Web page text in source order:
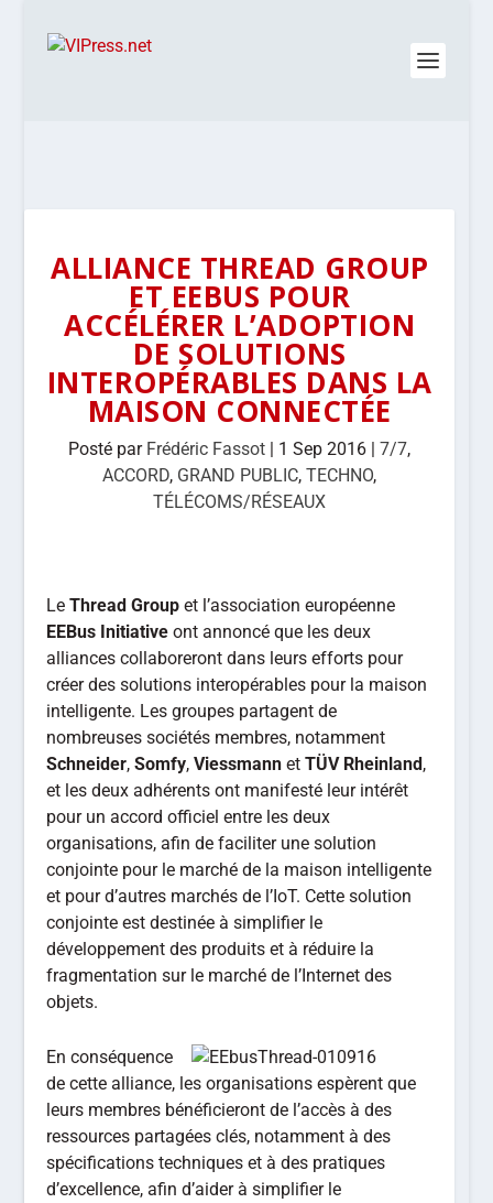
ALLIANCE THREAD GROUP
ET EEBUS POUR
ACCÉLÉRER L’ADOPTION
DE SOLUTIONS
INTEROPÉRABLES DANS LA
MAISON CONNECTÉE
Posté par Frédéric Fassot | 1 Sep 2016 |7/7,
ACCORD, GRAND PUBLIC,TECHNO,
TÉLÉCOMS/RÉSEAUX
LeThread Group et l’association européenne
EEBus Initiative ont annoncé que les deux
alliances collaboreront dans leurs efforts pour
créer des solutions interopérables pour la maison
intelligente. Les groupes partagent de
nombreuses sociétés membres, notamment
Schneider,Somfy,Viessmann etTÜV Rheinland,
et les deux adhérents ont manifesté leur intérêt
pour un accord officiel entre les deux
organisations, afin de faciliter une solution
conjointe pour le marché de la maison intelligente
et pour d’autres marchés de l’IoT. Cette solution
conjointe est destinée à simplifier le
développement des produits et à réduire la
fragmentation sur le marché de l’Internet des
objets.
En conséquence
de cette alliance, les organisations espèrent que
leurs membres bénéficieront de l’accès à des
ressources partagées clés, notamment à des
spécifications techniques et à des pratiques
d’excellence, afin d’aider à simplifier le